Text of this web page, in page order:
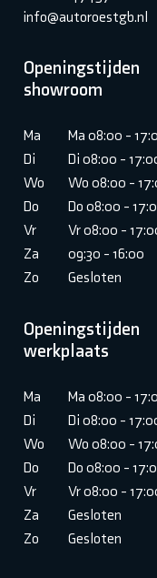
info@autoroestgb.nl
Openingstijden
showroom
Ma
Ma 08:00 -
Di
Di 08:00 -
Wo
Wo 08:00 -
Do
Do 08:00 -
Vr
Vr 08:00 -
Za
09:30 - 16:00
Zo
Gesloten
Openingstijden
werkplaats
Ma
Ma 08:00 -
Di
Di 08:00 -
Wo
Wo 08:00 -
Do
Do 08:00 -
Vr
Vr 08:00 -
Za
Gesloten
Zo
Gesloten